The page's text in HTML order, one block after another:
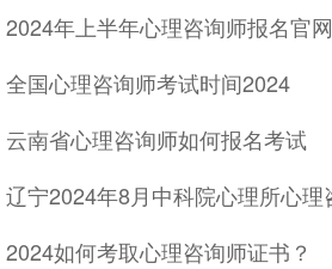
2024年上半年心理咨询师报名官网
全国心理咨询师考试时间2024
云南省心理咨询师如何报名考试
2024如何考取心理咨询师证书？